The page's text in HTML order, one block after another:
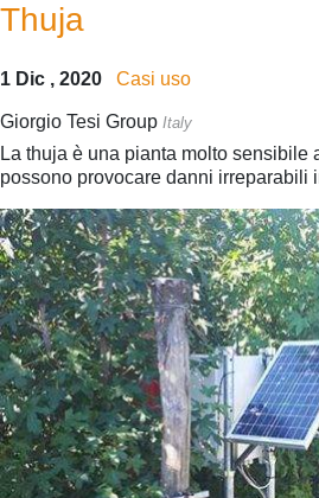
Thuja
1 Dic , 2020 Casi uso
Giorgio Tesi Group Italy
La thuja è una pianta molto sensibile
possono provocare danni irreparabili